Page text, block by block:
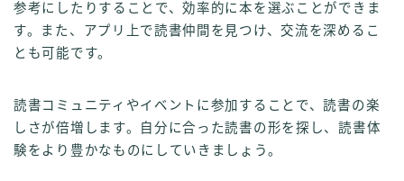
参考にしたりすることで、効率的に本を選ぶことができま
す。また、アプリ上で読書仲間を見つけ、交流を深めるこ
とも可能です。
読書コミュニティやイベントに参加することで、読書の楽
しさが倍増します。自分に合った読書の形を探し、読書体
験をより豊かなものにしていきましょう。